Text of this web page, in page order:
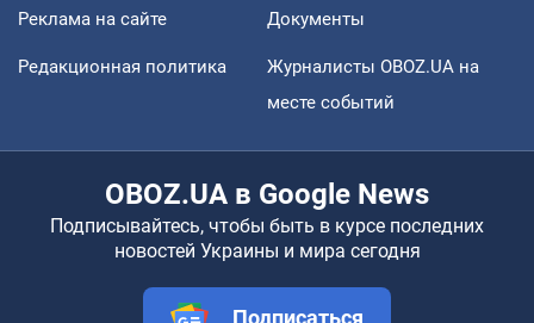
Реклама на сайте Документы
Редакционная политика
Журналисты OBOZ.UA на
месте событий
OBOZ.UA в Google News
Подписывайтесь, чтобы быть в курсе последних
новостей Украины и мира сегодня
Подписаться